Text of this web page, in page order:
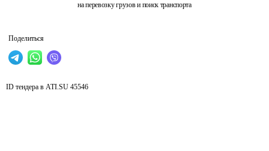
на перевозку грузов и поиск транспорта
Поделиться
ID тендера в ATI.SU 45546